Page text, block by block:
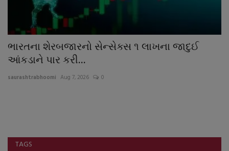
ભારતના શેરબજારનો સેન્સેક્સ ૧ લાખના જાદુઈ
આંકડાને પાર કરી...
saurashtrabhoomi Aug 7, 2026 0
TAGS